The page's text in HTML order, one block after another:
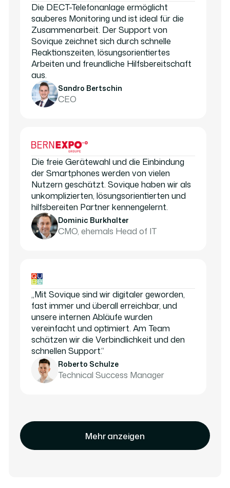
Die DECT-Telefonanlage ermöglicht
sauberes Monitoring und ist ideal für die
Zusammenarbeit. Der Support von
Sovique zeichnet sich durch schnelle
Reaktionszeiten, lösungsorientiertes
Arbeiten und freundliche Hilfsbereitschaft
aus.
Sandro Bertschin
CEO
Die freie Gerätewahl und die Einbindung
der Smartphones werden von vielen
Nutzern geschätzt. Sovique haben wir als
unkomplizierten, lösungsorientierten und
hilfsbereiten Partner kennengelernt.
Dominic Burkhalter
CMO, ehemals Head of IT
„Mit Sovique sind wir digitaler geworden,
fast immer und überall erreichbar, und
unsere internen Abläufe wurden
vereinfacht und optimiert. Am Team
schätzen wir die Verbindlichkeit und den
schnellen Support.“
Roberto Schulze
Technical Success Manager
Mehr anzeigen Mehr anzeigen
Mehr anzeigen